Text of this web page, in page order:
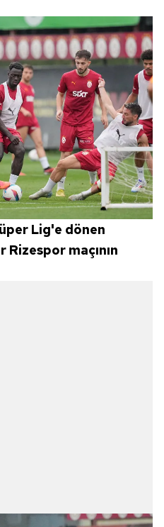
Lig'e dönen
maçının